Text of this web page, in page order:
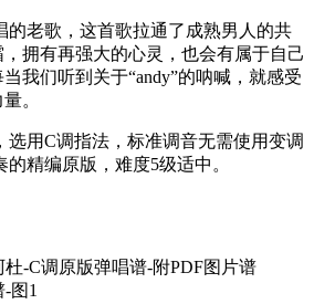
的老歌，这首歌拉通了成熟男人的共
拥有再强大的心灵，也会有属于自己
我们听到关于“andy”的呐喊，就感受
。
选用C调指法，标准调音无需使用变调
精编原版，难度5级适中。
图1